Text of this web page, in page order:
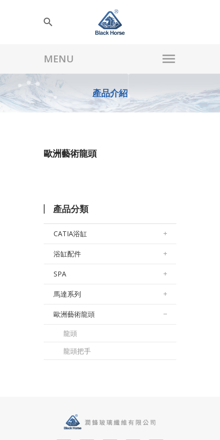
產品介紹
歐洲藝術龍頭
產品分類
CATIA浴缸
浴缸配件
SPA
馬達系列
歐洲藝術龍頭
龍頭
龍頭把手